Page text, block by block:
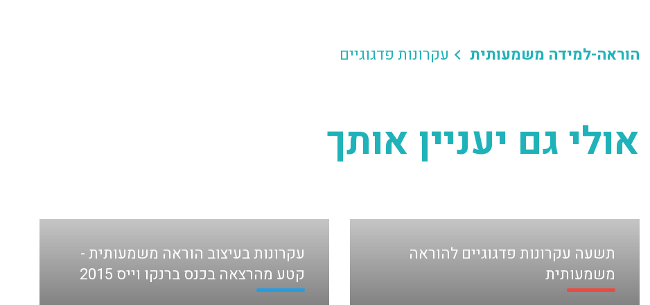
הוראה-למידה משמעותית עקרונות פדגוגיים
אולי גם יעניין אותך
תשעה עקרונות פדגוגיים להוראה
משמעותית
עקרונות בעיצוב הוראה משמעותית -
קטע מהרצאה בכנס ברנקו וייס 2015